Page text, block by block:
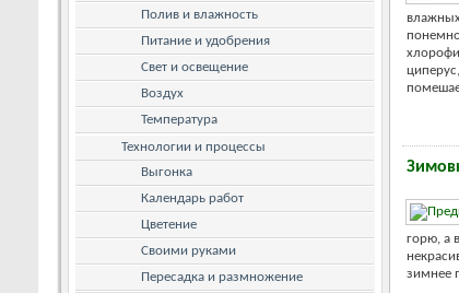
горю, а
зимнее
Полив и влажность
Питание и удобрения
Свет и освещение
Воздух
Температура
Технологии и процессы
Выгонка
Календарь работ
Цветение
Своими руками
Пересадка и размножение